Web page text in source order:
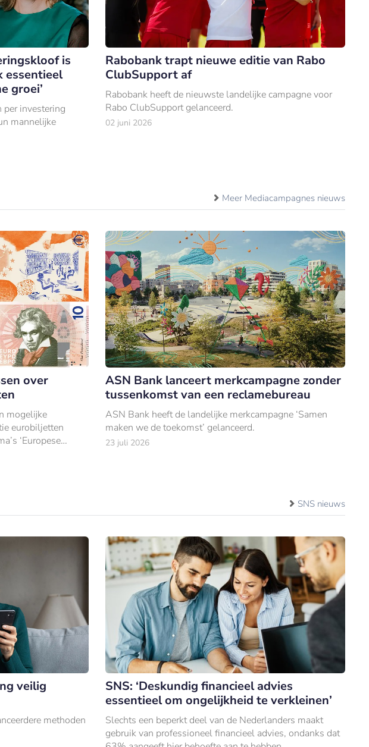
is
essentieel
groei’
per investering
mannelijke
Rabobank trapt nieuwe editie van Rabo
ClubSupport af
Rabobank heeft de nieuwste landelijke campagne voor
Rabo ClubSupport gelanceerd.
02 juni 2026
Meer Mediacampagnes nieuws
over
mogelijke
eurobiljetten
‘Europese
ASN Bank lanceert merkcampagne zonder
tussenkomst van een reclamebureau
ASN Bank heeft de landelijke merkcampagne ‘Samen
maken we de toekomst’ gelanceerd.
23 juli 2026
SNS nieuws
veilig
methoden
SNS: ‘Deskundig financieel advies
essentieel om ongelijkheid te verkleinen’
Slechts een beperkt deel van de Nederlanders maakt
gebruik van professioneel financieel advies, ondanks dat